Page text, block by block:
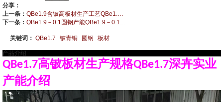
分享：
上一条：
QBe1.9含铍高板材生产工艺QBe1.9圆钢性能QBe1.9带材现货
下一条：
QBe1.9－0.1圆钢产能QBe1.9－0.1板材性能表格QBe1.9－0.1
关键词： QBe1.7 铍青铜 圆钢 板材
产品介绍
QBe1.7高铍板材生产规格QBe1.7深卉实业
产能介绍